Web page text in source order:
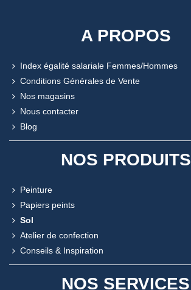
A PROPOS
Index égalité salariale Femmes/Hommes
Conditions Générales de Vente
Nos magasins
Nous contacter
Blog
NOS PRODUITS
Peinture
Papiers peints
Sol
Atelier de confection
Conseils & Inspiration
NOS SERVICES